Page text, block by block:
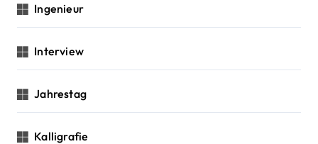
Ingenieur
Interview
Jahrestag
Kalligrafie